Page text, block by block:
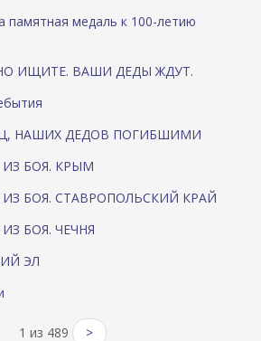
памятная медаль к 100-летию
ИЩИТЕ. ВАШИ ДЕДЫ ЖДУТ.
НАШИХ ДЕДОВ ПОГИБШИМИ
БОЯ. КРЫМ
БОЯ. СТАВРОПОЛЬСКИЙ КРАЙ
БОЯ. ЧЕЧНЯ
ЭЛ
1 из 489 >